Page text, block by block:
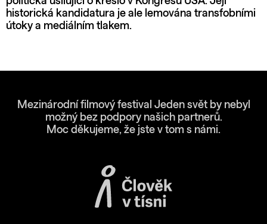
historická kandidatura je ale lemována transfobními
útoky a mediálním tlakem.
Mezinárodní filmový festival Jeden svět by nebyl
možný bez podpory našich partnerů.
Moc děkujeme, že jste v tom s námi.